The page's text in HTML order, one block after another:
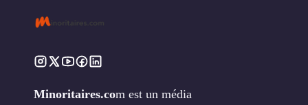
Minoritaires.com est un média